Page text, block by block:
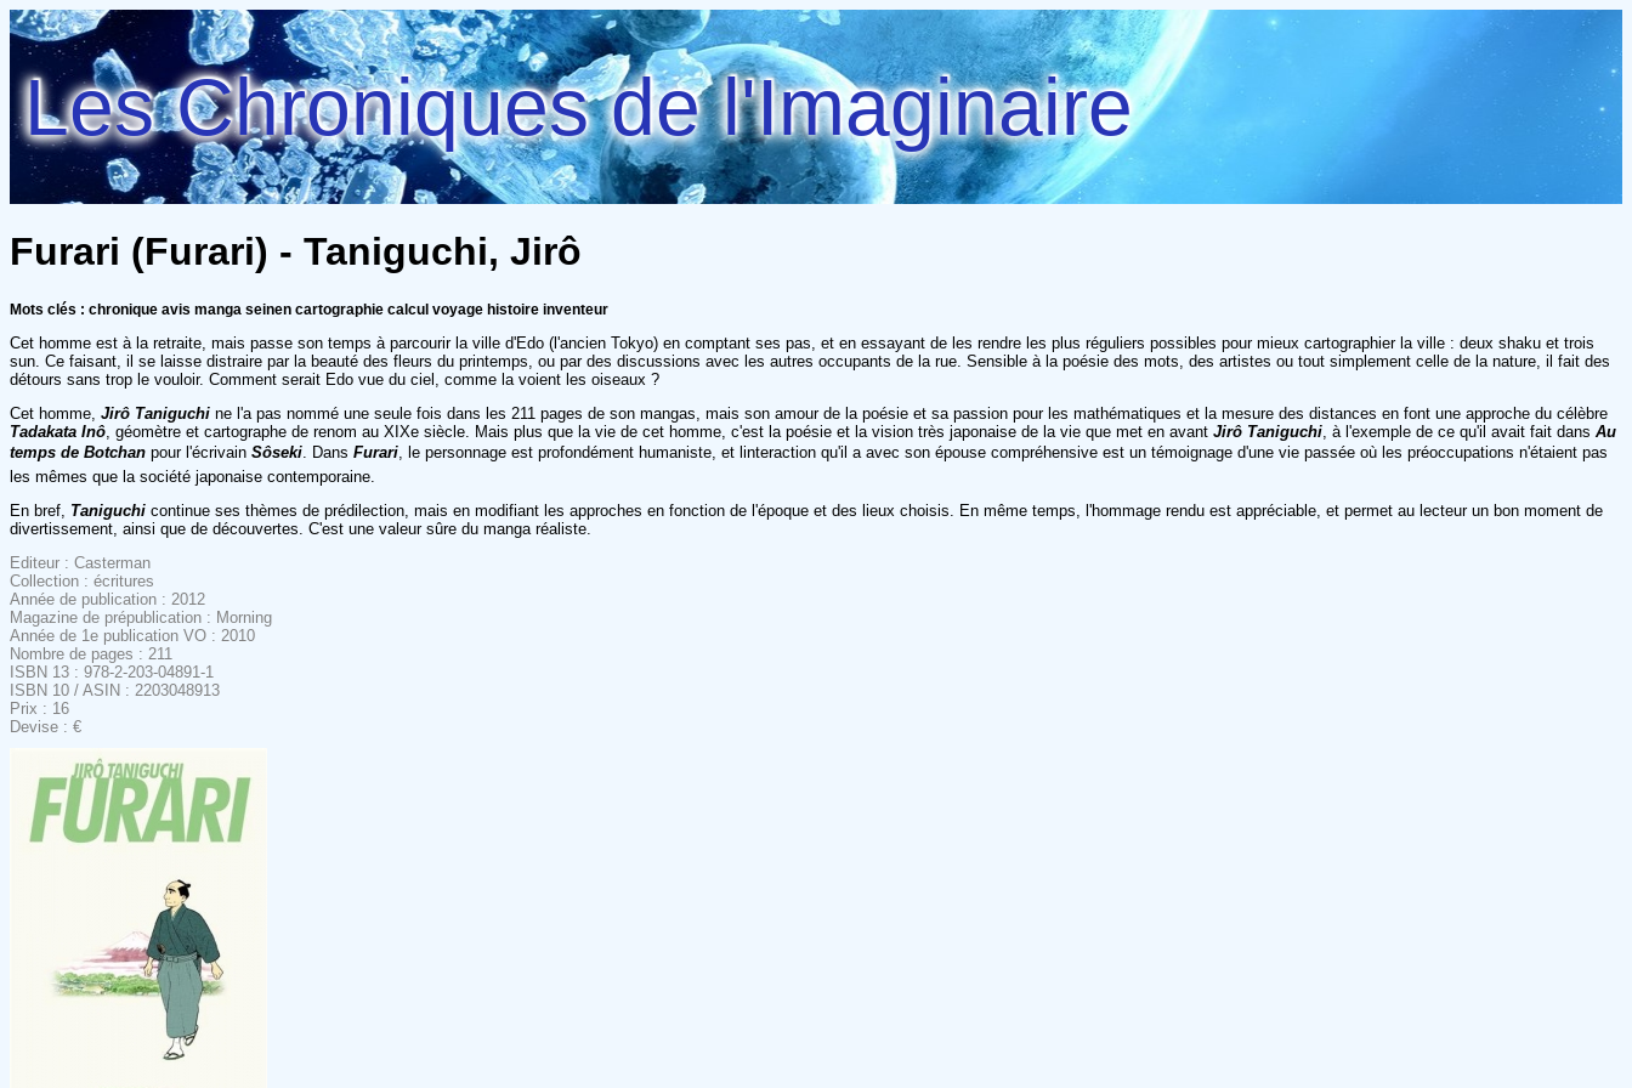
Les Chroniques de l'Imaginaire
Furari (Furari) - Taniguchi, Jirô
Mots clés : chronique avis manga seinen cartographie calcul voyage histoire inventeur
Cet homme est à la retraite, mais passe son temps à parcourir la ville d'Edo (l'ancien Tokyo) en comptant ses pas, et en essayant de les rendre les plus réguliers possibles pour mieux cartographier la ville : deux shaku et trois
sun. Ce faisant, il se laisse distraire par la beauté des fleurs du printemps, ou par des discussions avec les autres occupants de la rue. Sensible à la poésie des mots, des artistes ou tout simplement celle de la nature, il fait des
détours sans trop le vouloir. Comment serait Edo vue du ciel, comme la voient les oiseaux ?
Cet homme, Jirô Taniguchi ne l'a pas nommé une seule fois dans les 211 pages de son mangas, mais son amour de la poésie et sa passion pour les mathématiques et la mesure des distances en font une approche du célèbre
Tadakata Inô , géomètre et cartographe de renom au XIXe siècle. Mais plus que la vie de cet homme, c'est la poésie et la vision très japonaise de la vie que met en avant Jirô Taniguchi , à l'exemple de ce qu'il avait fait dans Au
temps de Botchan pour l'écrivain Sôseki . Dans Furari , le personnage est profondément humaniste, et linteraction qu'il a avec son épouse compréhensive est un témoignage d'une vie passée où les préoccupations n'étaient pas
les mêmes que la société japonaise contemporaine.
En bref, Taniguchi continue ses thèmes de prédilection, mais en modifiant les approches en fonction de l'époque et des lieux choisis. En même temps, l'hommage rendu est appréciable, et permet au lecteur un bon moment de
divertissement, ainsi que de découvertes. C'est une valeur sûre du manga réaliste.
Editeur : Casterman
Collection : écritures
Année de publication : 2012
Magazine de prépublication : Morning
Année de 1e publication VO : 2010
Nombre de pages : 211
ISBN 13 : 978-2-203-04891-1
ISBN 10 / ASIN : 2203048913
Prix : 16
Devise : €